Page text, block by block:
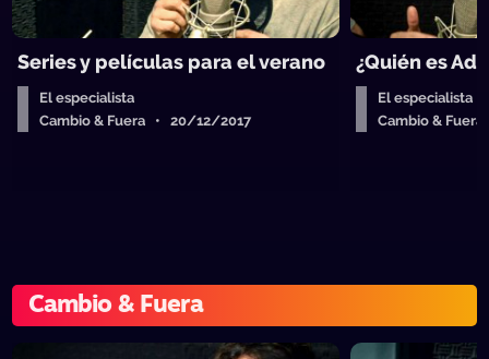
Series y películas para el verano
El especialista
Cambio & Fuera • 20/12/2017
¿Quién es
El especialista
Cambio &
Cambio & Fuera